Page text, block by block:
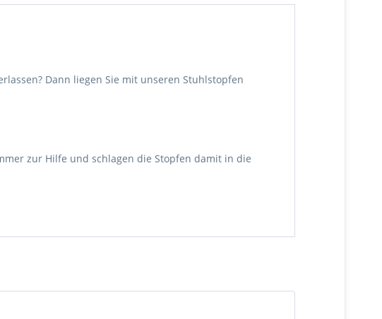
Dann liegen Sie mit unseren Stuhlstopfen
zur Hilfe und schlagen die Stopfen damit in die